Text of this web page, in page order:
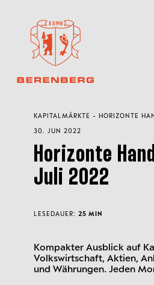
Kompakter Ausblick auf
Volkswirtschaft, Aktien,
und Währungen. Jeden
KAPITALMÄRKTE - HORIZONTE
30. JUN 2022
Horizonte
Juli 2022
LESEDAUER: 25 MIN